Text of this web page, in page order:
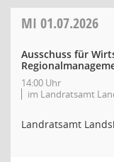
MI 01.07.2026
Ausschuss für
14:00 Uhr
im Landratsamt
Landratsamt